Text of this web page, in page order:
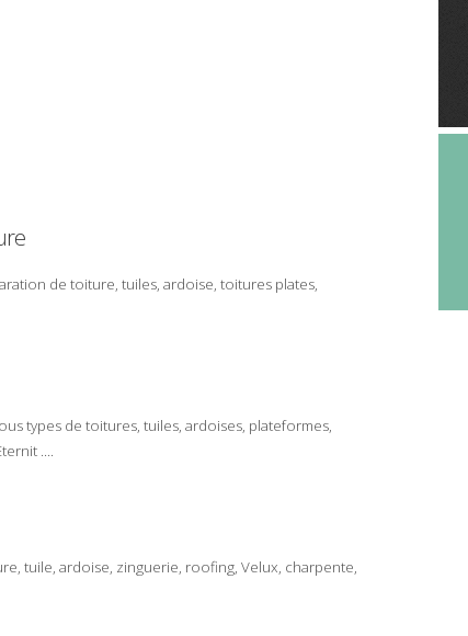
de toiture, tuiles, ardoise, toitures plates,
types de toitures, tuiles, ardoises, plateformes,
....
, tuile, ardoise, zinguerie, roofing, Velux, charpente,